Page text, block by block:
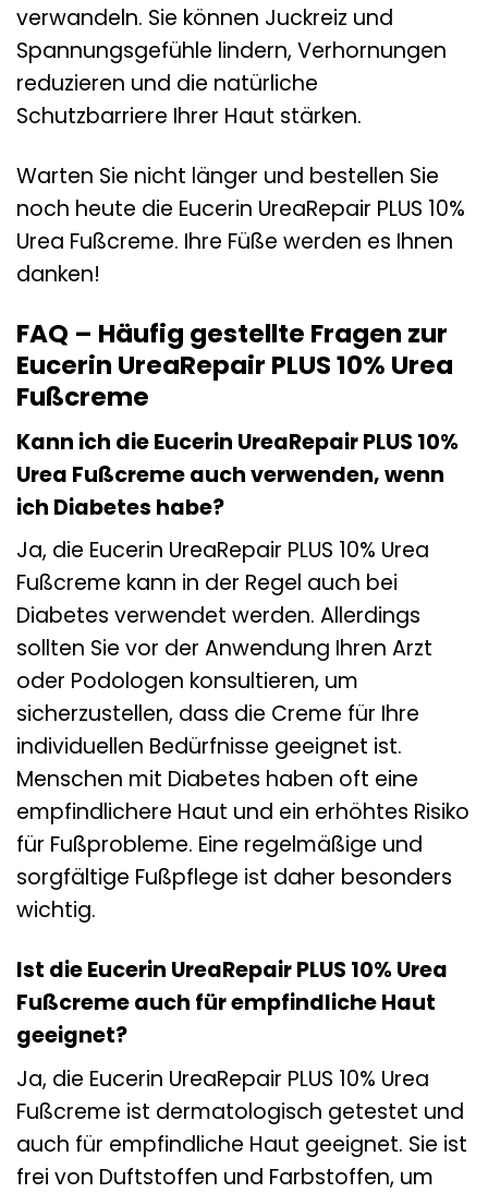
verwandeln. Sie können Juckreiz und
Spannungsgefühle lindern, Verhornungen
reduzieren und die natürliche
Schutzbarriere Ihrer Haut stärken.
Warten Sie nicht länger und bestellen Sie
noch heute die Eucerin UreaRepair PLUS 10%
Urea Fußcreme. Ihre Füße werden es Ihnen
danken!
FAQ – Häufig gestellte Fragen zur
Eucerin UreaRepair PLUS 10% Urea
Fußcreme
Kann ich die Eucerin UreaRepair PLUS 10%
Urea Fußcreme auch verwenden, wenn
ich Diabetes habe?
Ja, die Eucerin UreaRepair PLUS 10% Urea
Fußcreme kann in der Regel auch bei
Diabetes verwendet werden. Allerdings
sollten Sie vor der Anwendung Ihren Arzt
oder Podologen konsultieren, um
sicherzustellen, dass die Creme für Ihre
individuellen Bedürfnisse geeignet ist.
Menschen mit Diabetes haben oft eine
empfindlichere Haut und ein erhöhtes Risiko
für Fußprobleme. Eine regelmäßige und
sorgfältige Fußpflege ist daher besonders
wichtig.
Ist die Eucerin UreaRepair PLUS 10% Urea
Fußcreme auch für empfindliche Haut
geeignet?
Ja, die Eucerin UreaRepair PLUS 10% Urea
Fußcreme ist dermatologisch getestet und
auch für empfindliche Haut geeignet. Sie ist
frei von Duftstoffen und Farbstoffen, um